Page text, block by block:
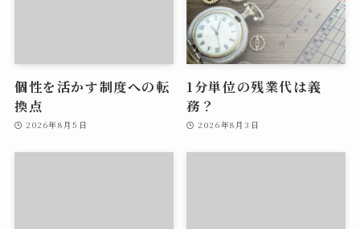
個性を活かす制度への転
換点
2026年8月5日
1分単位の残業代は義
務？
2026年8月3日